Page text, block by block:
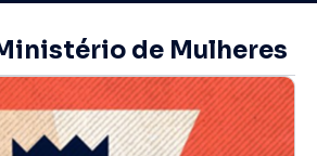
de Mulheres